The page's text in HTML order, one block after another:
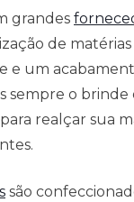
grandes
de
e um
sempre o brinde
realçar sua
são